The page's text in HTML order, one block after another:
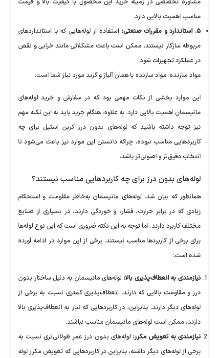
مناسب اهمیت بالایی دارد.
۵. استاندارد و مقررات صنعتی:
استفاده از لوله‌هایی که با استاندارد‌های
مربوطه سازگار نیستند، ممکن است باعث مشکلاتی مانند خرابی و نقص
در عملکرد تجهیزات شود.
مواد سازنده: مواد سازنده یا همان آلیاژ و گرید مورد نیاز شما است.
این موارد بخشی از نکات مهمی بود که در سفارش و خرید لوله‌های
مانیسمان اهمیت بالایی دارد. به علاوه، هنگام خرید باید به این نکته مهم
نیز توجه داشته باشید که لوله‌های بدون درز کربن استیل برای چه
کاربرد‌هایی مناسب نبوده، چراکه دانستن این موارد نیز باعث می‌شود تا
انتخاب دقیق‌تر و اصولی‌تر باشد.
لوله‌های بدون درز برای چه کاربرد‌هایی مناسب نیستند؟
همانطور که بیان شد، لوله‌های مانیسمان به‌خاطر مقاومت و استحکام
زیادی که در برابر حرارت، فشار، و خوردگی دارند، در بسیاری از صنایع
مختلف کاربرد دارند. اما توجه به این نکته ضروری است که این نوع لوله‌ها
برای برخی از کاربرد‌ها مناسب نیستند. برخی از این موارد در ادامه آورده
شده است:
نیازمندی به انعطاف‌پذیری بالا: لوله‌های مانیسمان به دلیل ساختار بدون
درز و مقاومت بالایی که دارند، انعطاف‌پذیری کمتری نسبت به برخی از
لوله‌های دیگر دارند. بنابراین، در کاربرد‌هایی که نیاز به انعطاف‌پذیری بالا
دارند، ممکن است لوله‌های مانیسمان مناسب نباشند.
نیازمندی به تعویض مکرر: لوله‌های بدون درز عمر طولانی‌تری نسبت به
برخی از لوله‌های دیگر داشته، بنابراین در کاربرد‌هایی که تعویض مکرر لوله